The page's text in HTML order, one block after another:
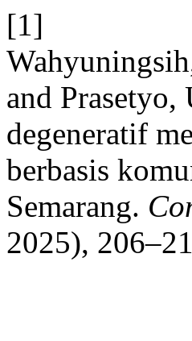
[1]
and Prasetyo,
degeneratif
berbasis
Semarang.
2025),